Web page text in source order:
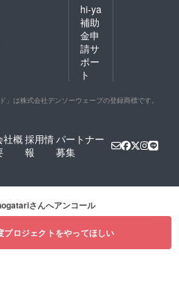
hi-ya
補助
金申
請サ
ポー
ト
ド」は株式会社デンソーウェーブの登録商標です。
社概採用情
報
パートナー
募集
さんへアンコール
プロジェクトをやってほしい